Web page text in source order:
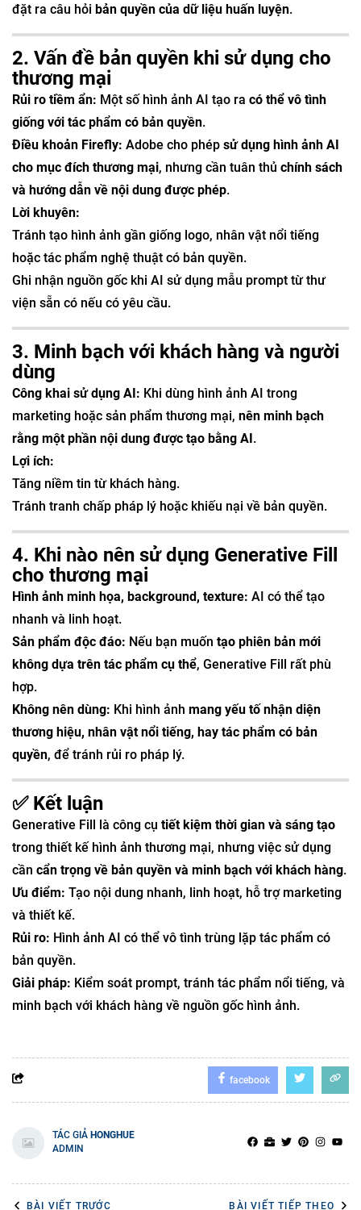
đặt ra câu hỏi bản quyền của dữ liệu huấn luyện.
2. Vấn đề bản quyền khi sử dụng cho
thương mại
Rủi ro tiềm ẩn: Một số hình ảnh AI tạo ra có thể vô tình
giống với tác phẩm có bản quyền.
Điều khoản Firefly: Adobe cho phép sử dụng hình ảnh AI
cho mục đích thương mại, nhưng cần tuân thủ chính sách
và hướng dẫn về nội dung được phép.
Lời khuyên:
Tránh tạo hình ảnh gần giống logo, nhân vật nổi tiếng
hoặc tác phẩm nghệ thuật có bản quyền.
Ghi nhận nguồn gốc khi AI sử dụng mẫu prompt từ thư
viện sẵn có nếu có yêu cầu.
3. Minh bạch với khách hàng và người
dùng
Công khai sử dụng AI: Khi dùng hình ảnh AI trong
marketing hoặc sản phẩm thương mại, nên minh bạch
rằng một phần nội dung được tạo bằng AI.
Lợi ích:
Tăng niềm tin từ khách hàng.
Tránh tranh chấp pháp lý hoặc khiếu nại về bản quyền.
4. Khi nào nên sử dụng Generative Fill
cho thương mại
Hình ảnh minh họa, background, texture: AI có thể tạo
nhanh và linh hoạt.
Sản phẩm độc đáo: Nếu bạn muốn tạo phiên bản mới
không dựa trên tác phẩm cụ thể, Generative Fill rất phù
hợp.
Không nên dùng: Khi hình ảnh mang yếu tố nhận diện
thương hiệu, nhân vật nổi tiếng, hay tác phẩm có bản
quyền, để tránh rủi ro pháp lý.
✅ Kết luận
Generative Fill là công cụ tiết kiệm thời gian và sáng tạo
trong thiết kế hình ảnh thương mại, nhưng việc sử dụng
cần cẩn trọng về bản quyền và minh bạch với khách hàng.
Ưu điểm: Tạo nội dung nhanh, linh hoạt, hỗ trợ marketing
và thiết kế.
Rủi ro: Hình ảnh AI có thể vô tình trùng lặp tác phẩm có
bản quyền.
Giải pháp: Kiểm soát prompt, tránh tác phẩm nổi tiếng, và
minh bạch với khách hàng về nguồn gốc hình ảnh.
facebook
TÁC GIẢ HONGHUE
ADMIN
BÀI VIẾT TRƯỚC BÀI VIẾT TIẾP THEO